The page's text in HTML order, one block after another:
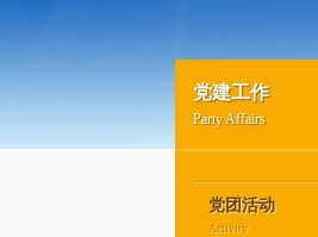
党建工作
Party Affairs
党团活动
Activity